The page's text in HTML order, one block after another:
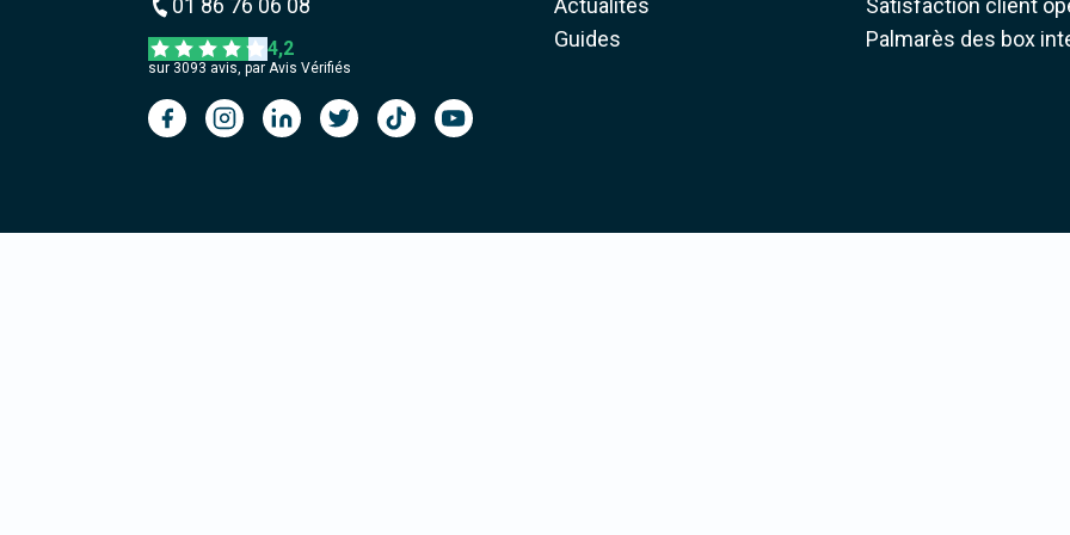
01 86 76 06 08
4,2
sur 3093 avis, par Avis Vérifiés
Actualités
Guides
Satisfaction client
Palmarès des box